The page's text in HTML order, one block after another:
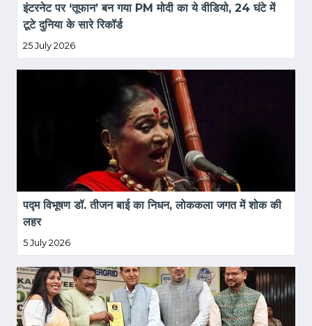
इंटरनेट पर ‘तूफान’ बन गया PM मोदी का ये वीडियो, 24 घंटे में
टूटे दुनिया के सारे रिकॉर्ड
25 July 2026
पद्म विभूषण डॉ. तीजन बाई का निधन, लोककला जगत में शोक की
लहर
5 July 2026